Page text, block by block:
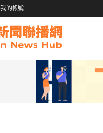
我的帳號